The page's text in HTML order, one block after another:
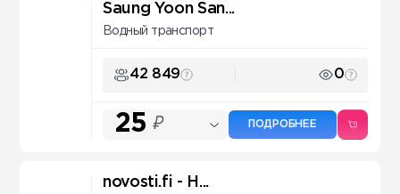
Saung Yoon San...
Водный транспорт
42 849 0
25 ₽ ПОДРОБНЕЕ
novosti.fi - Н...